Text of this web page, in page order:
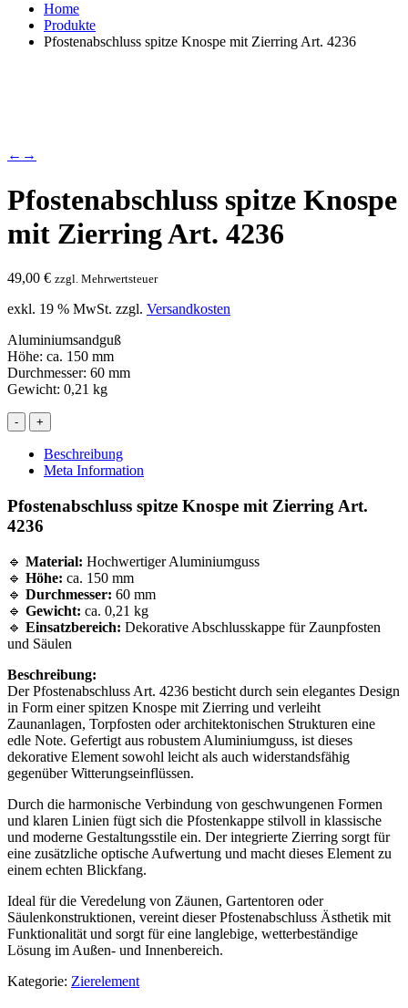
Home
Produkte
Pfostenabschluss spitze Knospe mit Zierring Art. 4236
← →
Pfostenabschluss spitze Knospe
mit Zierring Art. 4236
49,00 € zzgl. Mehrwertsteuer
exkl. 19 % MwSt. zzgl. Versandkosten
Aluminiumsandguß
Höhe: ca. 150 mm
Durchmesser: 60 mm
Gewicht: 0,21 kg
- +
Beschreibung
Meta Information
Pfostenabschluss spitze Knospe mit Zierring Art.
4236
🔹 Material: Hochwertiger Aluminiumguss
🔹 Höhe: ca. 150 mm
🔹 Durchmesser: 60 mm
🔹 Gewicht: ca. 0,21 kg
🔹 Einsatzbereich: Dekorative Abschlusskappe für Zaunpfosten
und Säulen
Beschreibung:
Der Pfostenabschluss Art. 4236 besticht durch sein elegantes Design
in Form einer spitzen Knospe mit Zierring und verleiht
Zaunanlagen, Torpfosten oder architektonischen Strukturen eine
edle Note. Gefertigt aus robustem Aluminiumguss, ist dieses
dekorative Element sowohl leicht als auch widerstandsfähig
gegenüber Witterungseinflüssen.
Durch die harmonische Verbindung von geschwungenen Formen
und klaren Linien fügt sich die Pfostenkappe stilvoll in klassische
und moderne Gestaltungsstile ein. Der integrierte Zierring sorgt für
eine zusätzliche optische Aufwertung und macht dieses Element zu
einem echten Blickfang.
Ideal für die Veredelung von Zäunen, Gartentoren oder
Säulenkonstruktionen, vereint dieser Pfostenabschluss Ästhetik mit
Funktionalität und sorgt für eine langlebige, wetterbeständige
Lösung im Außen- und Innenbereich.
Kategorie: Zierelement